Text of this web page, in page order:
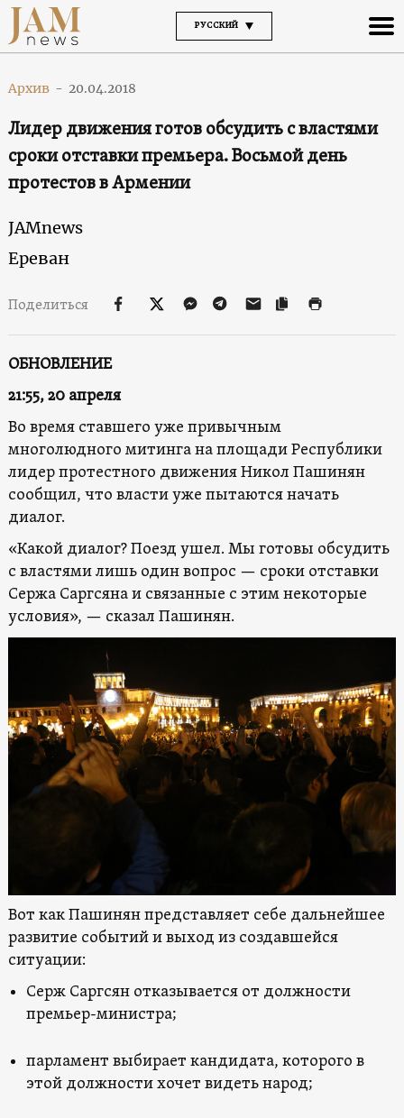
РУССКИЙ
Архив - 20.04.2018
Лидер движения готов обсудить с властями
сроки отставки премьера. Восьмой день
протестов в Армении
JAMnews
Ереван
Поделиться
ОБНОВЛЕНИЕ
21:55, 20 апреля
Во время ставшего уже привычным
многолюдного митинга на площади Республики
лидер протестного движения Никол Пашинян
сообщил, что власти уже пытаются начать
диалог.
«Какой диалог? Поезд ушел. Мы готовы обсудить
с властями лишь один вопрос — сроки отставки
Сержа Саргсяна и связанные с этим некоторые
условия», — сказал Пашинян.
Вот как Пашинян представляет себе дальнейшее
развитие событий и выход из создавшейся
ситуации:
Серж Саргсян отказывается от должности
премьер-министра;
парламент выбирает кандидата, которого в
этой должности хочет видеть народ;